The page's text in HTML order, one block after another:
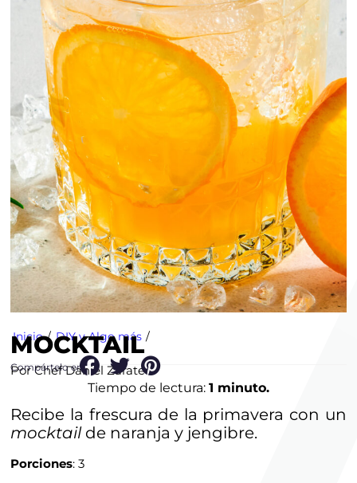
Inicio / DIY y Algo más /
MOCKTAIL
Por Chef Daniel Zarate
Compártelo en:
Tiempo de lectura: 1 minuto.
Recibe la frescura de la primavera con un
mocktailde naranja y jengibre.
Porciones: 3